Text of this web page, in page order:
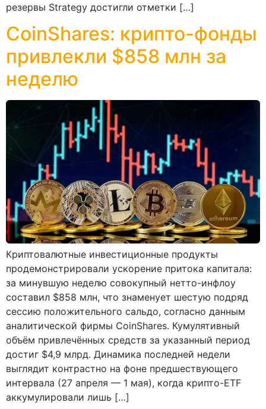
резервы Strategy достигли отметки […]
CoinShares: крипто-фонды
привлекли $858 млн за
неделю
Криптовалютные инвестиционные продукты
продемонстрировали ускорение притока капитала:
за минувшую неделю совокупный нетто-инфлоу
составил $858 млн, что знаменует шестую подряд
сессию положительного сальдо, согласно данным
аналитической фирмы CoinShares. Кумулятивный
объём привлечённых средств за указанный период
достиг $4,9 млрд. Динамика последней недели
выглядит контрастно на фоне предшествующего
интервала (27 апреля — 1 мая), когда крипто-ETF
аккумулировали лишь […]